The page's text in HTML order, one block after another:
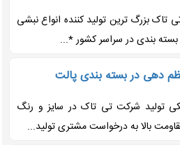
صنعتی تی تاک بزرگ ترین تولید کننده انواع نبشی
بسته بندی در سراسر کشور *...
دهی در بسته بندی پالت
پلاستیکی تولید شرکت تی تاک در سایز و رنگ
بالا به درخواست مشتری تولید...